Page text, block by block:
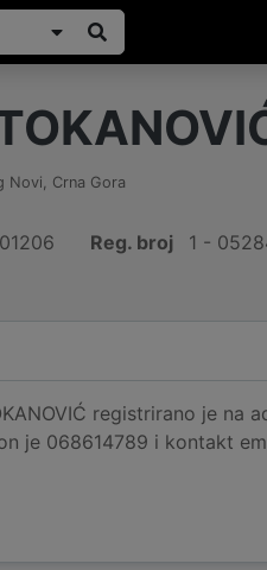
Novi, Crna Gora
Reg. broj 1 -
registrirano je na
je 068614789 i kontakt